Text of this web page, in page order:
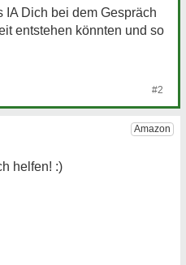
Dich bei dem Gespräch
entstehen könnten und so
#2